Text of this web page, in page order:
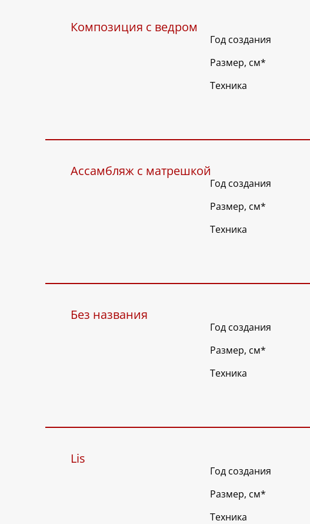
Композиция с ведром
Год создания
Размер, см*
Техника
Ассамбляж с матрешкой
Год создания
Размер, см*
Техника
Без названия
Год создания
Размер, см*
Техника
Lis
Год создания
Размер, см*
Техника